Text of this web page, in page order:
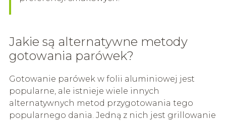
Jakie są alternatywne metody
gotowania parówek?
Gotowanie parówek w folii aluminiowej jest
popularne, ale istnieje wiele innych
alternatywnych metod przygotowania tego
popularnego dania. Jedną z nich jest grillowanie